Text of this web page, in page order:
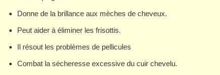
Donne de la brillance aux mèches de cheveux.
Peut aider à éliminer les frisottis.
Il résout les problèmes de pellicules
Combat la sécheresse excessive du cuir chevelu.